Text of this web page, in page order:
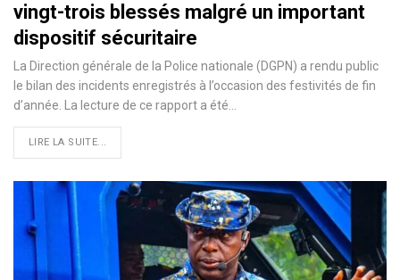
vingt-trois blessés malgré un important
dispositif sécuritaire
La Direction générale de la Police nationale (DGPN) a rendu public
le bilan des incidents enregistrés à l’occasion des festivités de fin
d’année. La lecture de ce rapport a été…
LIRE LA SUITE...